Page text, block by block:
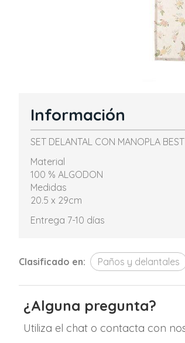
Información
SET DELANTAL CON MANOPLA
Material
100 % ALGODON
Medidas
20.5 x 29cm
Entrega 7-10 días
Clasificado en: Paños y delantales
¿Alguna pregunta?
Utiliza el chat o contacta con